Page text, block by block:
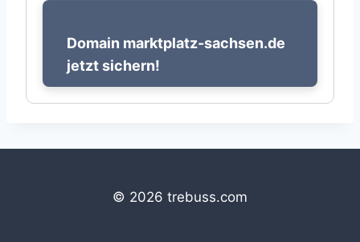
Domain marktplatz-sachsen.de
jetzt sichern!
© 2026 trebuss.com